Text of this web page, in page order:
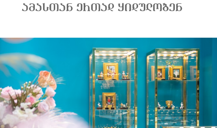
ᲐᲛᲐᲡᲗᲐᲜ ᲔᲠᲗᲐᲓ ᲧᲘᲓᲣᲚᲝᲑᲔᲜ
ოქროს/თეთრი ოქროს
ბრილიანტებით
5 150.00
₾
ოქროს